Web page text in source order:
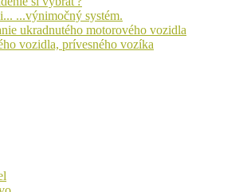
...výnimočný systém.
ukradnutého motorového vozidla
vozidla, prívesného vozíka